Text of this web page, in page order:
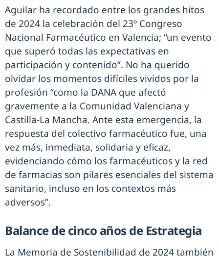
Aguilar ha recordado entre los grandes hitos
de 2024 la celebración del 23º Congreso
Nacional Farmacéutico en Valencia; “un evento
que superó todas las expectativas en
participación y contenido”. No ha querido
olvidar los momentos difíciles vividos por la
profesión “como la DANA que afectó
gravemente a la Comunidad Valenciana y
Castilla-La Mancha. Ante esta emergencia, la
respuesta del colectivo farmacéutico fue, una
vez más, inmediata, solidaria y eficaz,
evidenciando cómo los farmacéuticos y la red
de farmacias son pilares esenciales del sistema
sanitario, incluso en los contextos más
adversos”.
Balance de cinco años de Estrategia
La Memoria de Sostenibilidad de 2024 también